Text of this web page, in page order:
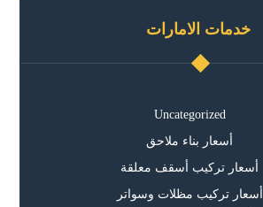
خدمات الامارات
Uncategorized
أسعار بناء ملاحق
أسعار تركيب أسقف معلقة
أسعار تركيب مظلات وسواتر